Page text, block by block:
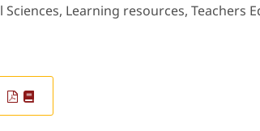
Sciences, Learning resources, Teachers